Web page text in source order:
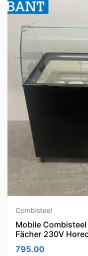
Combisteel
Mobile
Fächer 230V
795.00